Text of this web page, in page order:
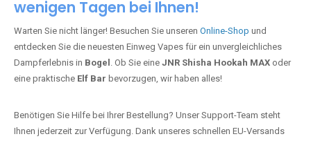
wenigen Tagen bei Ihnen!
Warten Sie nicht länger! Besuchen Sie unseren Online-Shop und
entdecken Sie die neuesten Einweg Vapes für ein unvergleichliches
Dampferlebnis in Bogel . Ob Sie eine JNR Shisha Hookah MAX oder
eine praktische Elf Bar bevorzugen, wir haben alles!
Benötigen Sie Hilfe bei Ihrer Bestellung? Unser Support-Team steht
Ihnen jederzeit zur Verfügung. Dank unseres schnellen EU-Versands